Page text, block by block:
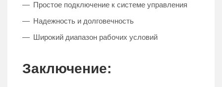
Простое подключение к системе управления
Надежность и долговечность
Широкий диапазон рабочих условий
Заключение: